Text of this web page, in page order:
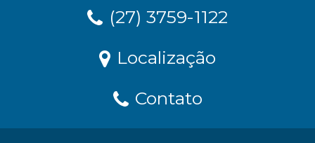
(27) 3759-1122
Localização
Contato